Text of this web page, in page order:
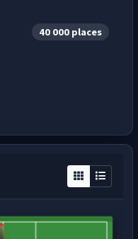
40 000 places